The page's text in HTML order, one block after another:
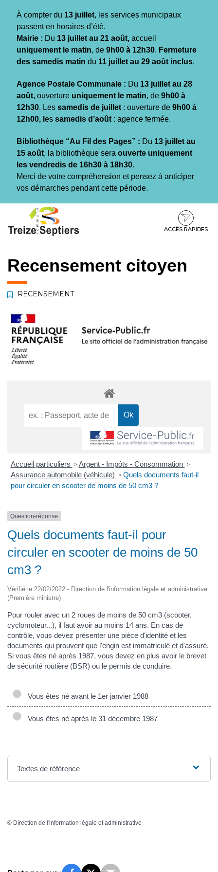
À compter du 13 juillet, les services municipaux
passent en horaires d’été.
Mairie : Du 13 juillet au 21 août, accueil
uniquement le matin, de 9h00 à 12h30. Fermeture
des samedis matin du 11 juillet au 29 août inclus.
Agence Postale Communale : Du 13 juillet au 28
août, ouverture uniquement le matin, de 9h00 à
12h30. Les samedis de juillet : ouverture de 9h00 à
12h00, l es samedis d’août : agence fermée.
Bibliothèque “Au Fil des Pages” : Du 13 juillet au
15 août, la bibliothèque sera ouverte uniquement
les vendredis de 16h30 à 18h30.
Merci de votre compréhension et pensez à anticiper
vos démarches pendant cette période.
contenu
pied
ACCÈS RAPIDES
Recensement citoyen
RECENSEMENT
Accueil particuliers > Argent - Impôts - Consommation >
Assurance automobile (véhicule) > Quels documents faut-il
pour circuler en scooter de moins de 50 cm3 ?
Question-réponse
Quels documents faut-il pour
circuler en scooter de moins de 50
cm3 ?
Vérifié le 22/02/2022 - Direction de l'information légale et administrative
(Première ministre)
Pour rouler avec un 2 roues de moins de 50 cm3 (scooter,
cyclomoteur...), il faut avoir au moins 14 ans. En cas de
contrôle, vous devez présenter une pièce d'identité et les
documents qui prouvent que l'engin est immatriculé et d'assuré.
Si vous êtes né après 1987, vous devez en plus avoir le brevet
de sécurité routière (BSR) ou le permis de conduire.
Vous êtes né avant le 1er janvier 1988
Vous êtes né après le 31 décembre 1987
Textes de référence
© Direction de l'information légale et administrative